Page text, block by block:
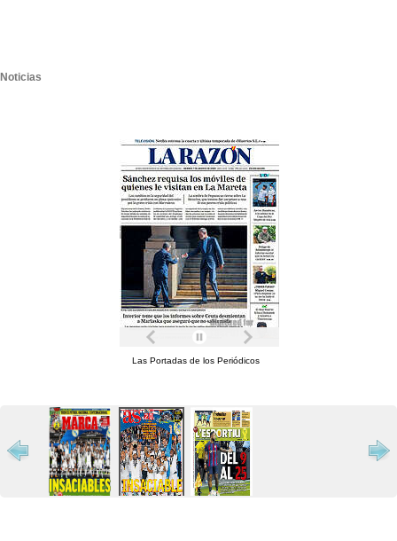
Noticias
Las Portadas de los Periódicos